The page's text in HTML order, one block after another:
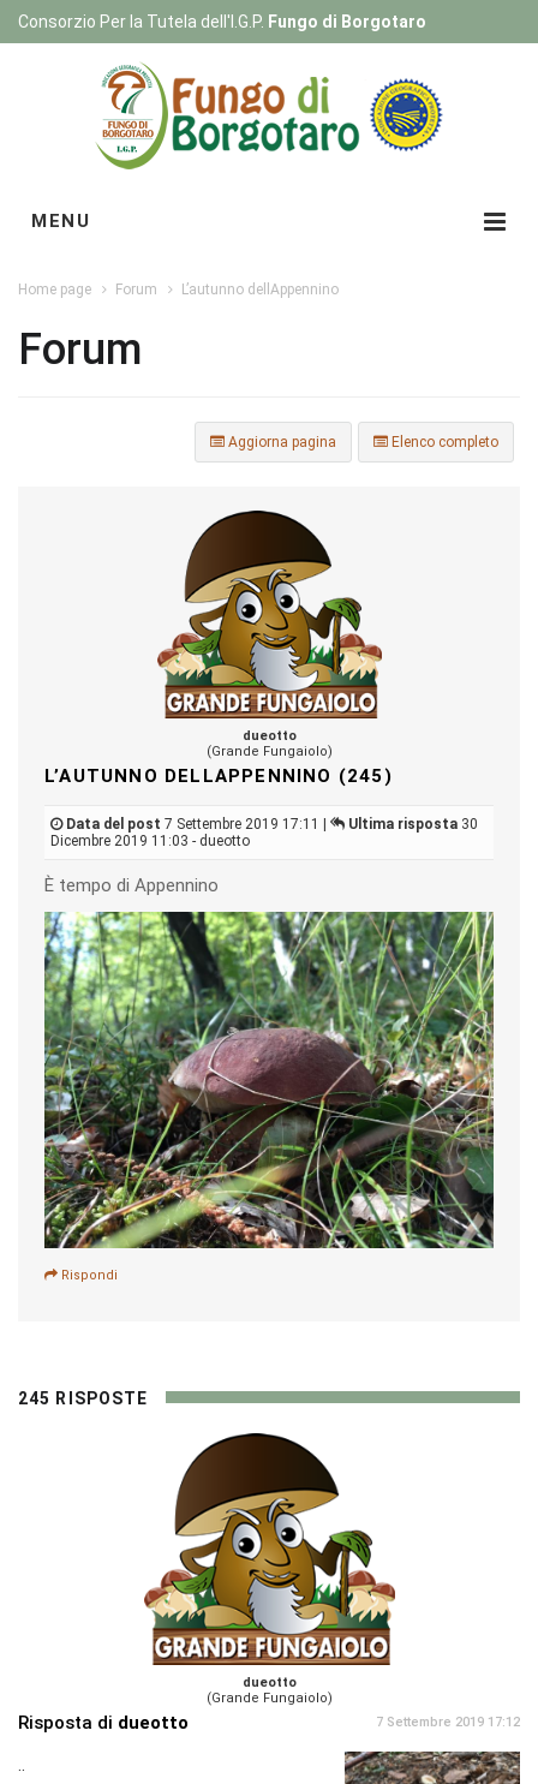
Consorzio Per la Tutela dell'I.G.P. Fungo di Borgotaro
MENU
Home page Forum L’autunno dellAppennino
Forum
Elenco completo
Aggiorna pagina
dueotto
(Grande Fungaiolo)
L’AUTUNNO DELLAPPENNINO (245)
Data del post 7 Settembre 2019 17:11 | Ultima risposta 30
Dicembre 2019 11:03 - dueotto
È tempo di Appennino
Rispondi
245 RISPOSTE
dueotto
(Grande Fungaiolo)
Risposta di dueotto 7 Settembre 2019 17:12
..